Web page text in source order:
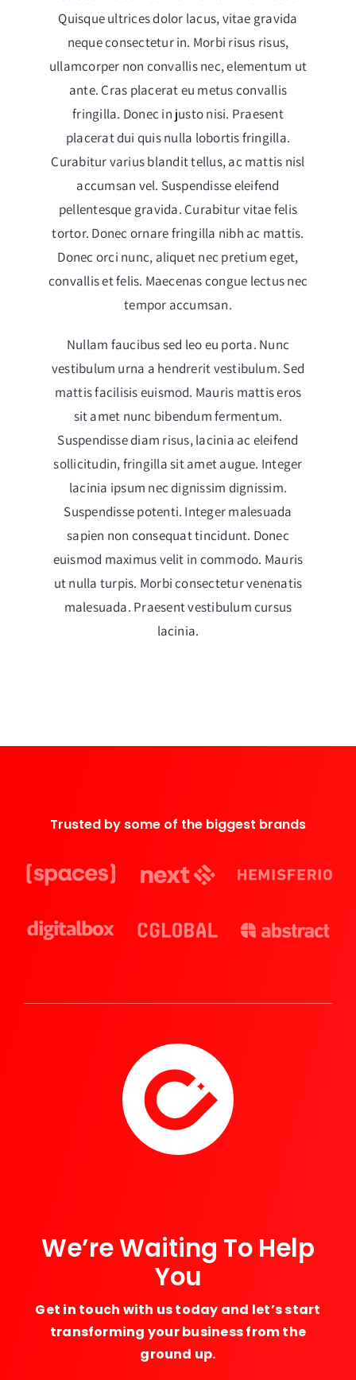
Quisque ultrices dolor lacus, vitae gravida
neque consectetur in. Morbi risus risus,
ullamcorper non convallis nec, elementum ut
ante. Cras placerat eu metus convallis
fringilla. Donec in justo nisi. Praesent
placerat dui quis nulla lobortis fringilla.
Curabitur varius blandit tellus, ac mattis nisl
accumsan vel. Suspendisse eleifend
pellentesque gravida. Curabitur vitae felis
tortor. Donec ornare fringilla nibh ac mattis.
Donec orci nunc, aliquet nec pretium eget,
convallis et felis. Maecenas congue lectus nec
tempor accumsan.
Nullam faucibus sed leo eu porta. Nunc
vestibulum urna a hendrerit vestibulum. Sed
mattis facilisis euismod. Mauris mattis eros
sit amet nunc bibendum fermentum.
Suspendisse diam risus, lacinia ac eleifend
sollicitudin, fringilla sit amet augue. Integer
lacinia ipsum nec dignissim dignissim.
Suspendisse potenti. Integer malesuada
sapien non consequat tincidunt. Donec
euismod maximus velit in commodo. Mauris
ut nulla turpis. Morbi consectetur venenatis
malesuada. Praesent vestibulum cursus
lacinia.
Trusted by some of the biggest brands
We’re Waiting To Help
You
Get in touch with us today and let’s start
transforming your business from the
ground up.